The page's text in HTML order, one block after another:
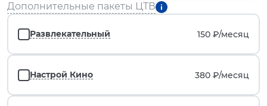
Дополнительные пакеты ЦТВ
Развлекательный 150 ₽/месяц
Настрой Кино 380 ₽/месяц